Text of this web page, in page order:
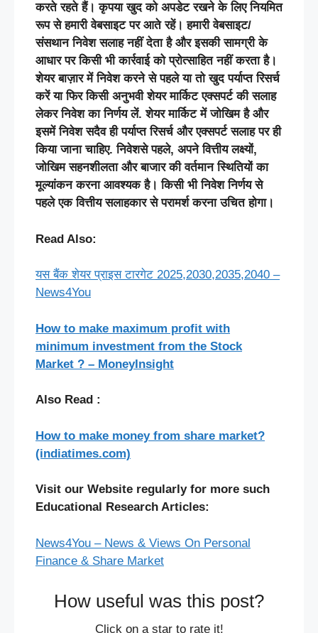
करते रहते हैं। कृपया खुद को अपडेट रखने के लिए नियमित
रूप से हमारी वेबसाइट पर आते रहें। हमारी वेबसाइट/
संसथान निवेश सलाह नहीं देता है और इसकी सामग्री के
आधार पर किसी भी कार्रवाई को प्रोत्साहित नहीं करता है।
शेयर बाज़ार में निवेश करने से पहले या तो खुद पर्याप्त रिसर्च
करें या फिर किसी अनुभवी शेयर मार्किट एक्सपर्ट की सलाह
लेकर निवेश का निर्णय लें.शेयर मार्किट में जोखिम है और
इसमें निवेश सदैव ही पर्याप्त रिसर्च और एक्सपर्ट सलाह पर ही
किया जाना चाहिए. निवेशसेपहले, अपनेवित्तीयलक्ष्यों,
जोखिमसहनशीलता औरबाजारकीवर्तमानस्थितियोंका
मूल्यांकनकरना आवश्यकहै।किसी भीनिवेशनिर्णयसे
पहलेएकवित्तीयसलाहकारसेपरामर्शकरनाउचितहोगा।
Read Also:
यस बैंक शेयर प्राइस टारगेट 2025,2030,2035,2040 –
News4You
How to make maximum profit with
minimum investment from the Stock
Market ? – MoneyInsight
Also Read :
How to make money from share market?
(indiatimes.com)
Visit our Website regularly for more such
Educational Research Articles:
News4You – News & Views On Personal
Finance & Share Market
How useful was this post?
Click on a star to rate it!